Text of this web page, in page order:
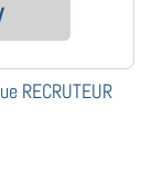
RECRUTEUR